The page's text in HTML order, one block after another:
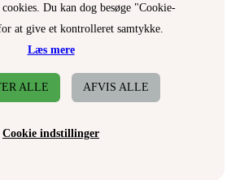
Du kan dog besøge "Cookie-
at give et kontrolleret samtykke.
Læs mere
ALLE AFVIS ALLE
Cookie indstillinger